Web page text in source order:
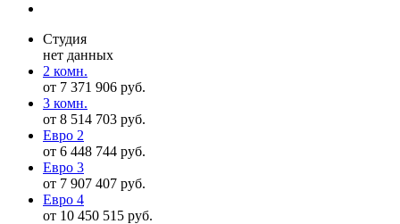
Студия
нет данных
2 комн.
от 7 371 906 руб.
3 комн.
от 8 514 703 руб.
Евро 2
от 6 448 744 руб.
Евро 3
от 7 907 407 руб.
Евро 4
от 10 450 515 руб.